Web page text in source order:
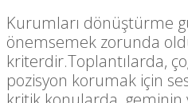
Kurumları dönüştürme
önemsemek zorunda
kriterdir.Toplantılarda,
pozisyon korumak için